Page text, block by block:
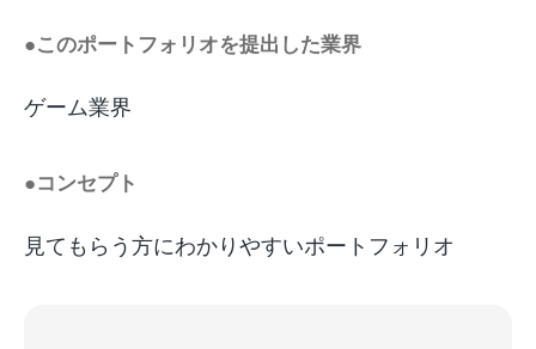
●このポートフォリオを提出した業界
ゲーム業界
●コンセプト
見てもらう方にわかりやすいポートフォリオ